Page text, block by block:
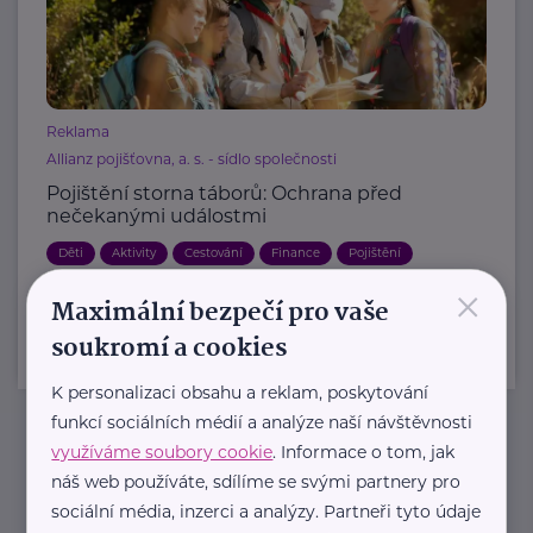
Reklama
Allianz pojišťovna, a. s. - sídlo společnosti
Pojištění storna táborů: Ochrana před
nečekanými událostmi
Děti Aktivity Cestování Finance Pojištění
Newsletter
×
Maximální bezpečí pro vaše
soukromí a cookies
K personalizaci obsahu a reklam, poskytování
funkcí sociálních médií a analýze naší návštěvnosti
využíváme soubory cookie. Informace o tom, jak
náš web používáte, sdílíme se svými partnery pro
sociální média, inzerci a analýzy. Partneři tyto údaje